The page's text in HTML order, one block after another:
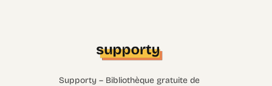
Supporty – Bibliothèque gratuite de